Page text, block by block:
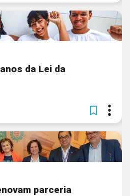
da Lei da
parceria